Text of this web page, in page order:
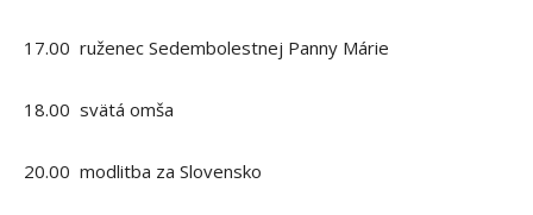
17.00 ruženec Sedembolestnej Panny Márie
18.00 svätá omša
20.00 modlitba za Slovensko